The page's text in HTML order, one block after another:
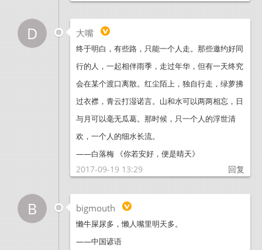
D 大嘴
终于明白，有些路，只能一个人走。那些邀约好同
行的人，一起相伴雨季，走过年华，但有一天终究
会在某个渡口离散。红尘陌上，独自行走，绿萝拂
过衣襟，青云打湿诺言。山和水可以两两相忘，日
与月可以毫无瓜葛。那时候，只一个人的浮世清
欢，一个人的细水长流。
——白落梅 《你若安好，便是晴天》
2017-09-19 13:29 回复
B bigmouth
懒牛屎尿多，懒人嘴里明天多。
——中国谚语